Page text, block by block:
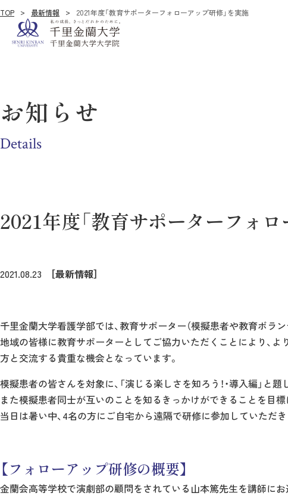
TOP 最新情報 2021年度「教育サポーターフォローアップ研修」を実施
お知らせ
Details
2021年度「教育サポーターフォ
2021.08.23 ［最新情報］
千里金蘭大学看護学部では、教育サポーター（模擬患者や教育ボラ
地域の皆様に教育サポーターとしてご協力いただくことにより、
方と交流する貴重な機会となっています。
模擬患者の皆さんを対象に、「演じる楽しさを知ろう！・導入編」
また模擬患者同士が互いのことを知るきっかけができることを目
当日は暑い中、4名の方にご自宅から遠隔で研修に参加していただ
【フォローアップ研修の概要】
金蘭会高等学校で演劇部の顧問をされている山本篤先生を講師に